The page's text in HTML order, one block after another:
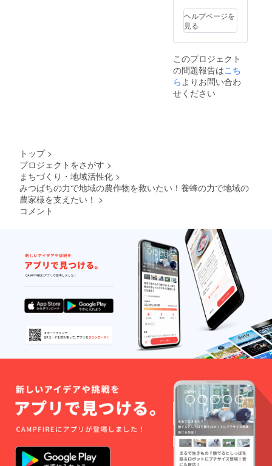
しま
す。 ※
地域の
子供会
支援団
体様、
女性部
会様、
ご近所
援者様
ただき
ます。
※写真は
250g相
当の瓶
です。
※はちみ
つは一
歳未満
の乳児
およ
び、一
歳未満
の幼児
くださ
い。 ※
原材料
及び添
加物等
の食品
表示は
お届け
商品の
いたし
ます。
当方が
ご指定
さった
会場ま
で赴き
ます。
（交通
は、
してい
ます。
細かな
打ち合
わせな
どが必
要にな
りま
す。
「備考
欄」
へ、代
表様の
ご連絡
ど、お
教えく
ださ
い。 勉
強会30
分～、
瓶詰め
体験30
分～の
ない時
は増や
しま
す。 ※
250g相
当の瓶
です。
※はちみ
つは一
くださ
の食品
表示は
お届け
商品の
ラベル
に表記
されま
す。 商
品開封
前には
必ずお
届けの
リター
ンに貼
たラベ
ルや注
意書き
をご確
認くだ
さい。
※講演会
の日程
を調整
ヘルプページを
見る
このプロジェクト
の問題報告はこち
らよりお問い合わ
せください
トップ >
プロジェクトをさがす >
まちづくり・地域活性化 >
みつばちの力で地域の農作物を救いたい！養蜂の力で地域の
農家様を支えたい！ >
コメント